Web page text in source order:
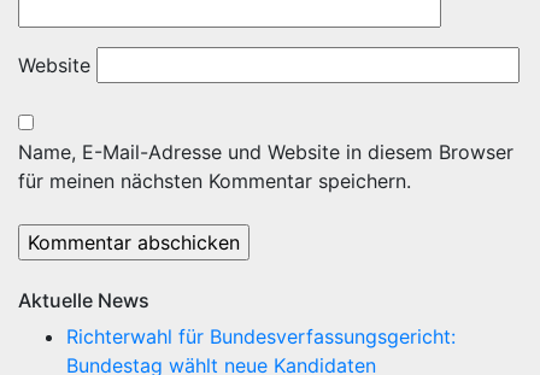
Website
Name, E-Mail-Adresse und Website in diesem Browser
für meinen nächsten Kommentar speichern.
Aktuelle News
Richterwahl für Bundesverfassungsgericht:
Bundestag wählt neue Kandidaten